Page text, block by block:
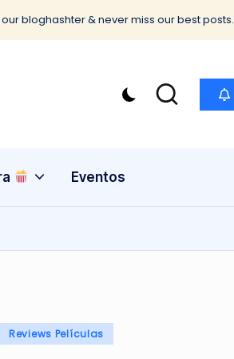
bloghashter & never miss our best posts.
Eventos
Reviews Películas